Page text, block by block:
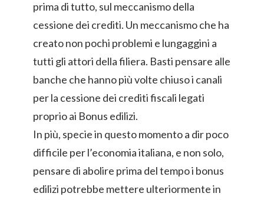
prima di tutto, sul meccanismo della
cessione dei crediti. Un meccanismo che ha
creato non pochi problemi e lungaggini a
tutti gli attori della filiera. Basti pensare alle
banche che hanno più volte chiuso i canali
per la cessione dei crediti fiscali legati
proprio ai Bonus edilizi.
In più, specie in questo momento a dir poco
difficile per l’economia italiana, e non solo,
pensare di abolire prima del tempo i bonus
edilizi potrebbe mettere ulteriormente in